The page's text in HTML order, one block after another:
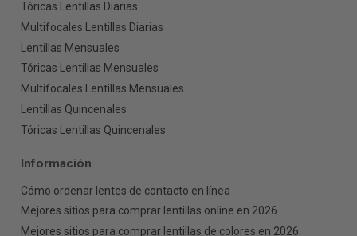
Tóricas Lentillas Diarias
Multifocales Lentillas Diarias
Lentillas Mensuales
Tóricas Lentillas Mensuales
Multifocales Lentillas Mensuales
Lentillas Quincenales
Tóricas Lentillas Quincenales
Información
Cómo ordenar lentes de contacto en línea
Mejores sitios para comprar lentillas online en 2026
Mejores sitios para comprar lentillas de colores en 2026